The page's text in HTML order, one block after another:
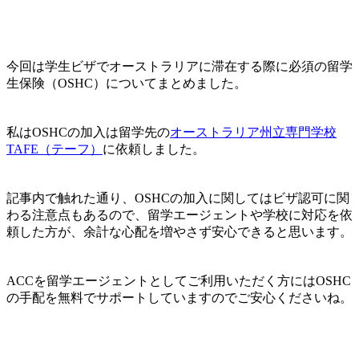
今回は学生ビザでオーストラリアに滞在する際に必須の留学
生保険（OSHC） についてまとめました。
私はOSHCの加入は留学先のオーストラリア州立専門学校
TAFE（テーフ） に依頼しました。
記事内で触れた通り、OSHCの加入に関してはビザ認可に関
わる注意点もあるので、留学エージェントや学校に対応を依
頼した方が、余計な心配を増やさず安心できると思います。
ACCを留学エージェントとしてご利用いただく方にはOSHC
の手配を無料でサポートしていますのでご安心くださいね。